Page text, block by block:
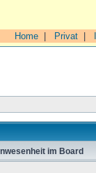
Home Privat
im Board